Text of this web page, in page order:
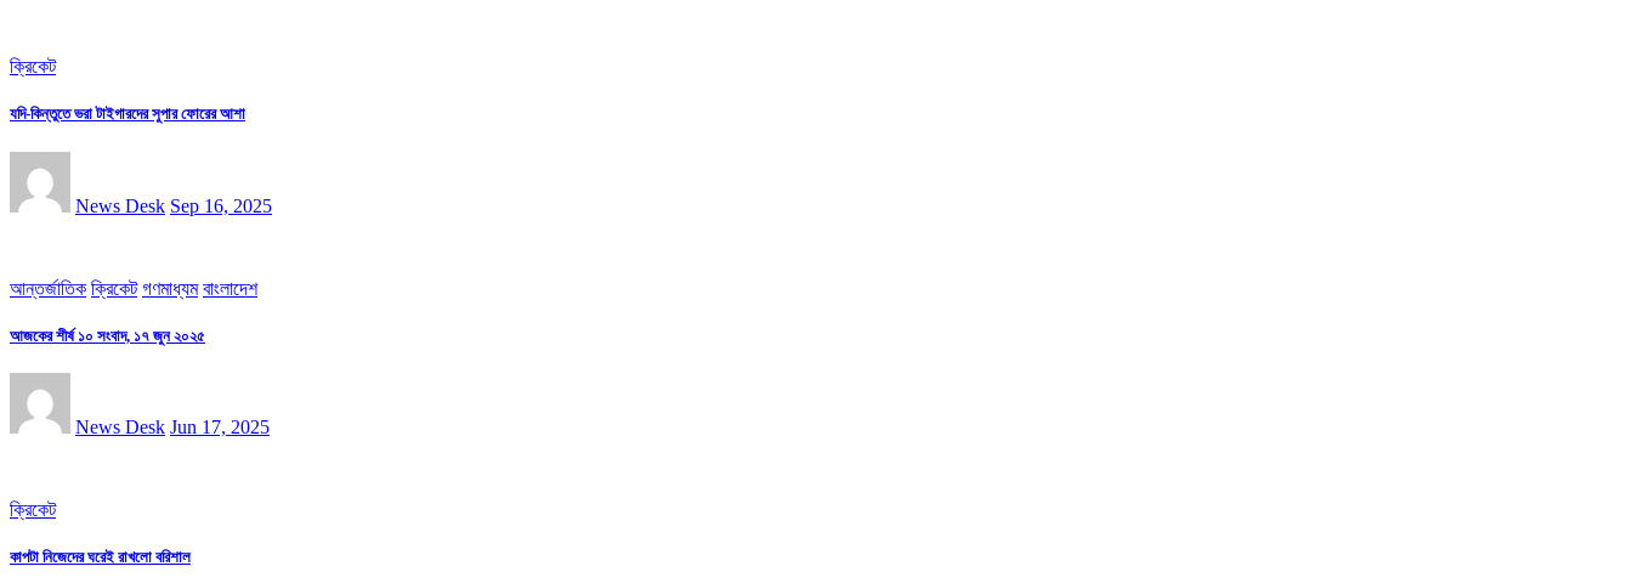
ক্রিকেট
যদি-কিন্তুতে ভরা টাইগারদের সুপার ফোরের আশা
News Desk Sep 16, 2025
আন্তর্জাতিক ক্রিকেট গণমাধ্যম বাংলাদেশ
আজকের শীর্ষ ১০ সংবাদ, ১৭ জুন ২০২৫
News Desk Jun 17, 2025
ক্রিকেট
কাপটা নিজেদের ঘরেই রাখলো বরিশাল